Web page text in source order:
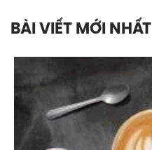
BÀI VIẾT MỚI NHẤT